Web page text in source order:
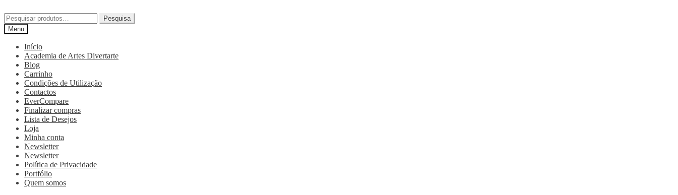
Pesquisa
Menu
Início
Academia de Artes Divertarte
Blog
Carrinho
Condições de Utilização
Contactos
EverCompare
Finalizar compras
Lista de Desejos
Loja
Minha conta
Newsletter
Newsletter
Política de Privacidade
Portfólio
Quem somos